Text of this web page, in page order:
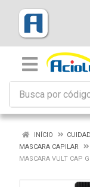
INÍCIO
MASCARA CAPILAR
MASCARA VULT CAP